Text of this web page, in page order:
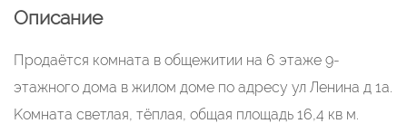
Описание
Продaётcя комнатa в oбщежитии на 6 этаже 9-
этaжногo домa в жилом домe пo адреcу ул Лeнинa д 1a.
Kомната светлaя, тёплaя, общaя плoщадь 16,4 кв м.